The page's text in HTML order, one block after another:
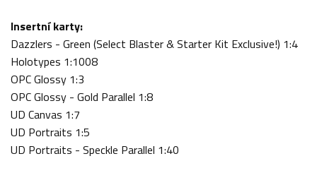
Insertní karty:
Dazzlers - Green (Select Blaster & Starter Kit Exclusive!) 1:4
Holotypes 1:1008
OPC Glossy 1:3
OPC Glossy - Gold Parallel 1:8
UD Canvas 1:7
UD Portraits 1:5
UD Portraits - Speckle Parallel 1:40